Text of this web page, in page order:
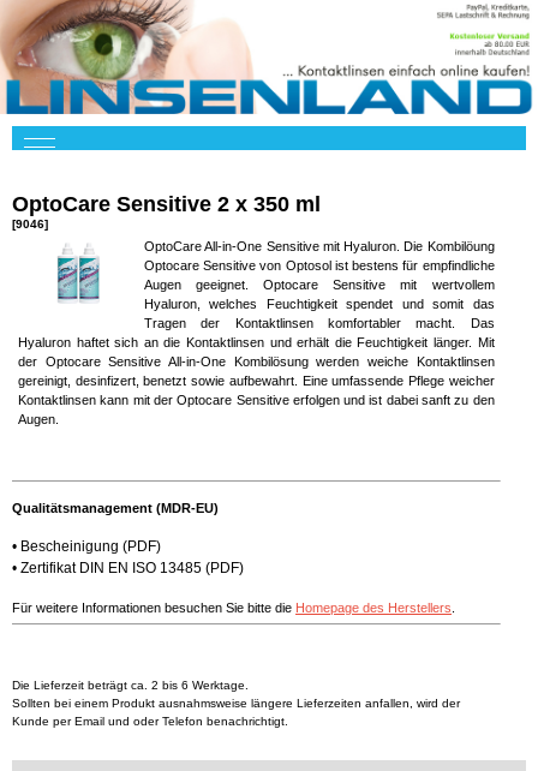
OptoCare Sensitive 2 x 350 ml
[9046]
OptoCare All-in-One Sensitive mit Hyaluron. Die Kombilöung
Optocare Sensitive von Optosol ist bestens für empfindliche
Augen geeignet. Optocare Sensitive mit wertvollem
Hyaluron, welches Feuchtigkeit spendet und somit das
Tragen der Kontaktlinsen komfortabler macht. Das
Hyaluron haftet sich an die Kontaktlinsen und erhält die Feuchtigkeit länger. Mit
der Optocare Sensitive All-in-One Kombilösung werden weiche Kontaktlinsen
gereinigt, desinfizert, benetzt sowie aufbewahrt. Eine umfassende Pflege weicher
Kontaktlinsen kann mit der Optocare Sensitive erfolgen und ist dabei sanft zu den
Augen.
Qualitätsmanagement (MDR-EU)
• Bescheinigung (PDF)
• Zertifikat DIN EN ISO 13485 (PDF)
Für weitere Informationen besuchen Sie bitte die Homepage des Herstellers
Die Lieferzeit beträgt ca. 2 bis 6 Werktage.
Sollten bei einem Produkt ausnahmsweise längere Lieferzeiten anfallen, wird der
Kunde per Email und oder Telefon benachrichtigt.